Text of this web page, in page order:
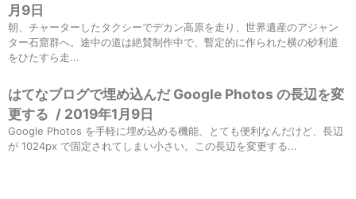
月9日
朝、チャーターしたタクシーでデカン高原を走り、世界遺産のアジャン
ター石窟群へ。途中の道は絶賛制作中で、暫定的に作られた横の砂利道
をひたすら走...
はてなブログで埋め込んだ Google Photos の長辺を変
更する / 2019年1月9日
Google Photos を手軽に埋め込める機能、とても便利なんだけど、長辺
が 1024px で固定されてしまい小さい。この長辺を変更する...